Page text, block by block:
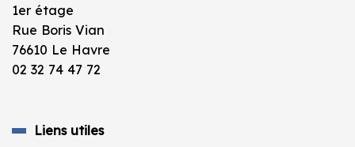
1er étage
Rue Boris Vian
76610 Le Havre
02 32 74 47 72
Liens utiles